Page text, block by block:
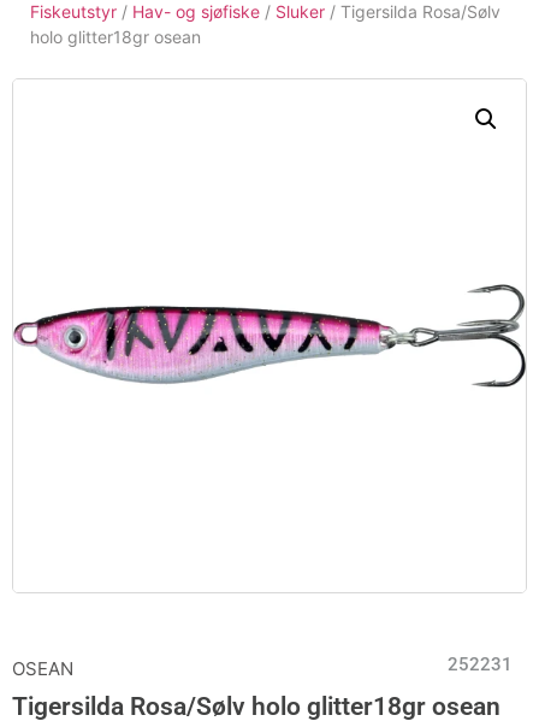
Fiskeutstyr / Hav- og sjøfiske / Sluker / Tigersilda Rosa/Sølv
holo glitter18gr osean
OSEAN 252231
Tigersilda Rosa/Sølv holo glitter18gr osean